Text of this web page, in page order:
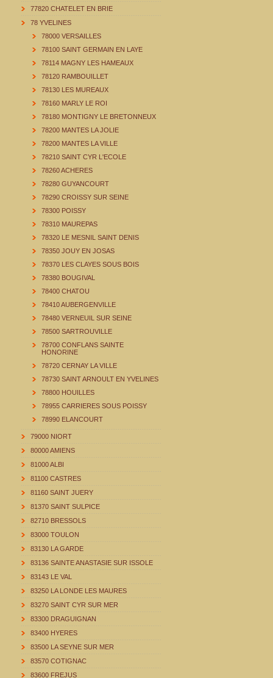
77820 CHATELET EN BRIE
78 YVELINES
78000 VERSAILLES
78100 SAINT GERMAIN EN LAYE
78114 MAGNY LES HAMEAUX
78120 RAMBOUILLET
78130 LES MUREAUX
78160 MARLY LE ROI
78180 MONTIGNY LE BRETONNEUX
78200 MANTES LA JOLIE
78200 MANTES LA VILLE
78210 SAINT CYR L'ECOLE
78260 ACHERES
78280 GUYANCOURT
78290 CROISSY SUR SEINE
78300 POISSY
78310 MAUREPAS
78320 LE MESNIL SAINT DENIS
78350 JOUY EN JOSAS
78370 LES CLAYES SOUS BOIS
78380 BOUGIVAL
78400 CHATOU
78410 AUBERGENVILLE
78480 VERNEUIL SUR SEINE
78500 SARTROUVILLE
78700 CONFLANS SAINTE
HONORINE
78720 CERNAY LA VILLE
78730 SAINT ARNOULT EN YVELINES
78800 HOUILLES
78955 CARRIERES SOUS POISSY
78990 ELANCOURT
79000 NIORT
80000 AMIENS
81000 ALBI
81100 CASTRES
81160 SAINT JUERY
81370 SAINT SULPICE
82710 BRESSOLS
83000 TOULON
83130 LA GARDE
83136 SAINTE ANASTASIE SUR ISSOLE
83143 LE VAL
83250 LA LONDE LES MAURES
83270 SAINT CYR SUR MER
83300 DRAGUIGNAN
83400 HYERES
83500 LA SEYNE SUR MER
83570 COTIGNAC
83600 FREJUS